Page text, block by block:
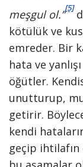
meşgul ol.”[5]
kötülük ve
emreder. Bir
hata ve
öğütler.
unutturup,
getirir.
kendi
geçip ihtilafın